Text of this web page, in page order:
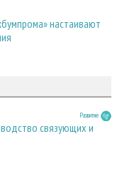
настаивают
Развитие
связующих и